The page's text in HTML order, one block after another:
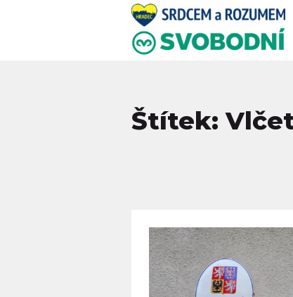
Štítek: